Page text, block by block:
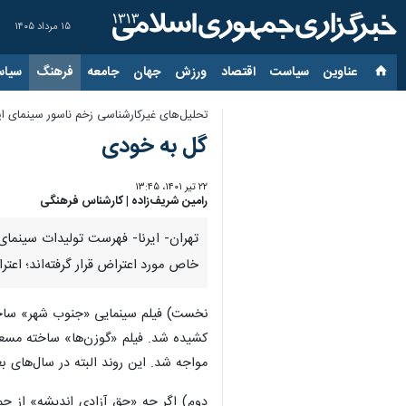
۱۵ مرداد ۱۴۰۵
عناوین‌ سیاست اقتصاد ورزش جهان جامعه فرهنگ
تحلیل‌های غیرکارشناسی زخم ناسور سینمای
گل به خودی
۲۲ تیر ۱۴۰۱، ۱۳:۴۵
رامین شریف‌زاده | کارشناس فرهنگی